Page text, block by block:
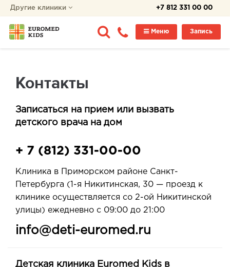
+7 812 331 00 00
Другие клиники
Запись
Меню
Контакты
Записаться на прием или вызвать
детского врача на дом
+ 7 (812) 331-00-00
Клиника в Приморском районе Санкт-
Петербурга (1-я Никитинская, 30 — проезд к
клинике осуществляется со 2-ой Никитинской
улицы) ежедневно с 09:00 до 21:00
info@deti-euromed.ru
Детская клиника Euromed Kids в